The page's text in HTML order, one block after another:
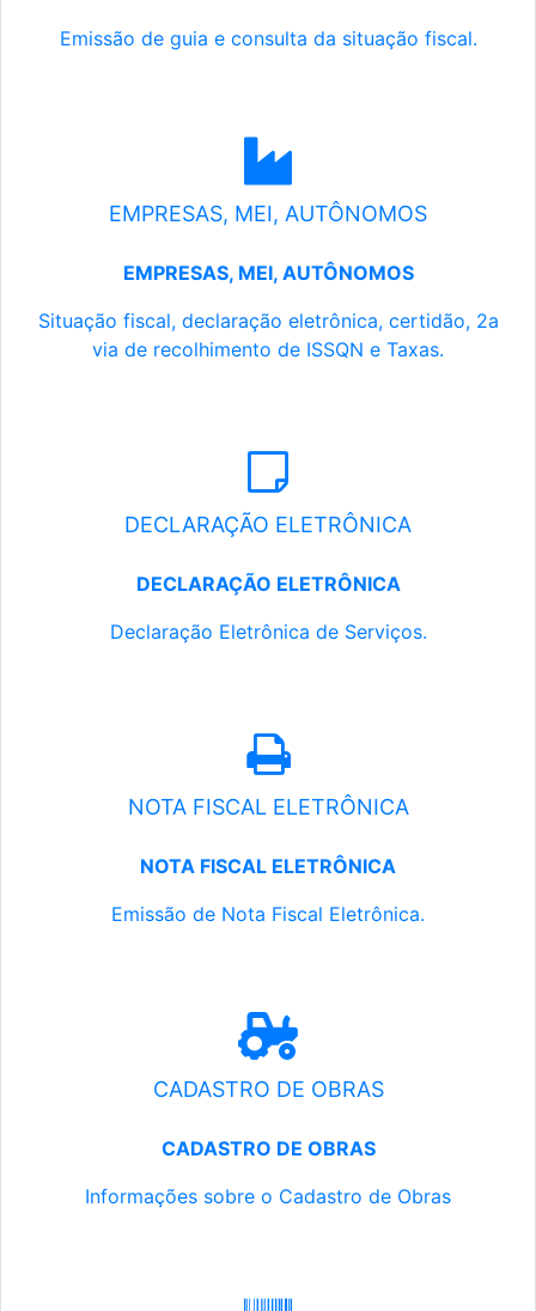
Emissão de guia e consulta da situação fiscal.
EMPRESAS, MEI, AUTÔNOMOS
EMPRESAS, MEI, AUTÔNOMOS
Situação fiscal, declaração eletrônica, certidão, 2a
via de recolhimento de ISSQN e Taxas.
DECLARAÇÃO ELETRÔNICA
DECLARAÇÃO ELETRÔNICA
Declaração Eletrônica de Serviços.
NOTA FISCAL ELETRÔNICA
NOTA FISCAL ELETRÔNICA
Emissão de Nota Fiscal Eletrônica.
CADASTRO DE OBRAS
CADASTRO DE OBRAS
Informações sobre o Cadastro de Obras